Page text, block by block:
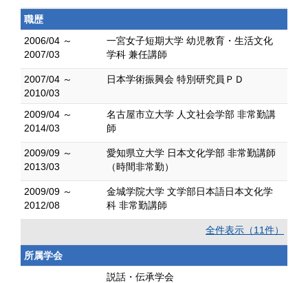
職歴
2006/04 ～
2007/03
一宮女子短期大学 幼児教育・生活文化
学科 兼任講師
2007/04 ～
2010/03
日本学術振興会 特別研究員ＰＤ
2009/04 ～
2014/03
名古屋市立大学 人文社会学部 非常勤講
師
2009/09 ～
2013/03
愛知県立大学 日本文化学部 非常勤講師
（時間非常勤）
2009/09 ～
2012/08
金城学院大学 文学部日本語日本文化学
科 非常勤講師
全件表示（11件）
所属学会
説話・伝承学会